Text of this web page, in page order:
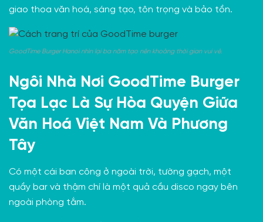
giao thoa văn hoá, sáng tạo, tôn trọng và bảo tồn.
GoodTime Burger Hanoi nhìn lại ba năm tạo nên khoảng thời gian vui vẻ.
Ngôi Nhà Nơi GoodTime Burger
Tọa Lạc Là Sự Hòa Quyện Giữa
Văn Hoá Việt Nam Và Phương
Tây
Có một cái ban công ở ngoài trời, tường gạch, một
quầy bar và thậm chí là một quả cầu disco ngay bên
ngoài phòng tắm.